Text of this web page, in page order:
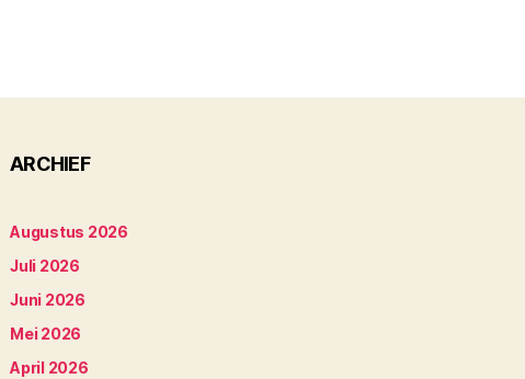
ARCHIEF
Augustus 2026
Juli 2026
Juni 2026
Mei 2026
April 2026